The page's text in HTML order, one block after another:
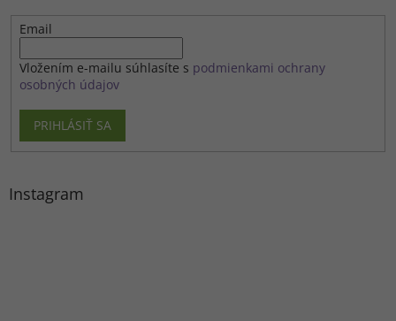
Email
Vložením e-mailu súhlasíte s podmienkami ochrany
osobných údajov
PRIHLÁSIŤ SA
Instagram